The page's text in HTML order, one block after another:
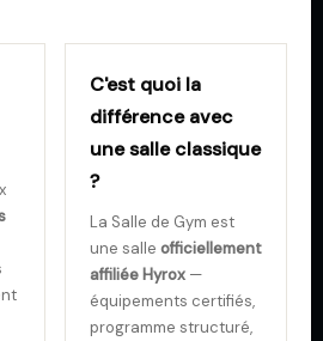
C'est quoi la
différence avec
une salle classique
?
La Salle de Gym est
une salle officiellement
affiliée Hyrox —
équipements certifiés,
programme structuré,